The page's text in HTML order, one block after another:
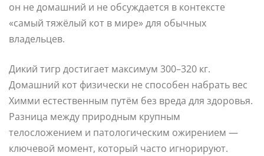
он не домашний и не обсуждается в контексте
«самый тяжёлый кот в мире» для обычных
владельцев.
Дикий тигр достигает максимум 300–320 кг.
Домашний кот физически не способен набрать вес
Химми естественным путём без вреда для здоровья.
Разница между природным крупным
телосложением и патологическим ожирением —
ключевой момент, который часто игнорируют.